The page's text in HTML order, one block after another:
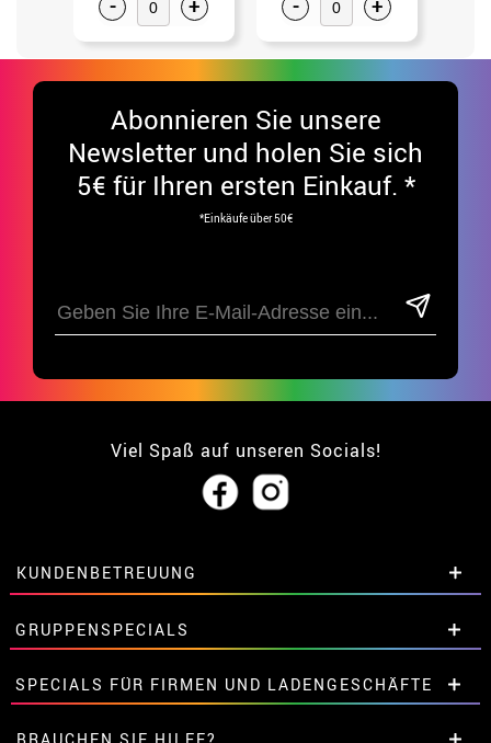
- + - +
Abonnieren Sie unsere
Newsletter und holen Sie sich
5€ für Ihren ersten Einkauf. *
*Einkäufe über 50€
Viel Spaß auf unseren Socials!
KUNDENBETREUUNG
• Über uns
• Verkaufskonditionen
• Rechtlicher HinweisundDatenschutz
• Kundendienst
• Cookie-Verwendung
GRUPPENSPECIALS
Extrarabatte für Gruppen.
Kontaktieren Sie uns hier.
SPECIALS FÜR FIRMEN UND LADENGESCHÄFTE
Extrarabatte für Gruppen.